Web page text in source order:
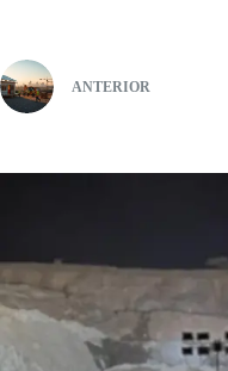
ANTERIOR